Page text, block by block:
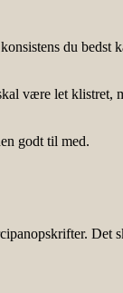
du bedst
være let klistret,
godt til med.
Det